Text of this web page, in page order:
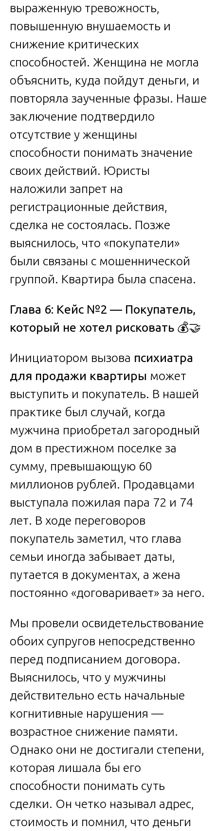
выраженную тревожность,
повышенную внушаемость и
снижение критических
способностей. Женщина не могла
объяснить, куда пойдут деньги, и
повторяла заученные фразы. Наше
заключение подтвердило
отсутствие у женщины
способности понимать значение
своих действий. Юристы
наложили запрет на
регистрационные действия,
сделка не состоялась. Позже
выяснилось, что «покупатели»
были связаны с мошеннической
группой. Квартира была спасена.
Глава 6: Кейс №2 — Покупатель,
который не хотел рисковать 💰🤝
Инициатором вызова психиатра
для продажи квартиры может
выступить и покупатель. В нашей
практике был случай, когда
мужчина приобретал загородный
дом в престижном поселке за
сумму, превышающую 60
миллионов рублей. Продавцами
выступала пожилая пара 72 и 74
лет. В ходе переговоров
покупатель заметил, что глава
семьи иногда забывает даты,
путается в документах, а жена
постоянно «договаривает» за него.
Мы провели освидетельствование
обоих супругов непосредственно
перед подписанием договора.
Выяснилось, что у мужчины
действительно есть начальные
когнитивные нарушения —
возрастное снижение памяти.
Однако они не достигали степени,
которая лишала бы его
способности понимать суть
сделки. Он четко называл адрес,
стоимость и помнил, что деньги